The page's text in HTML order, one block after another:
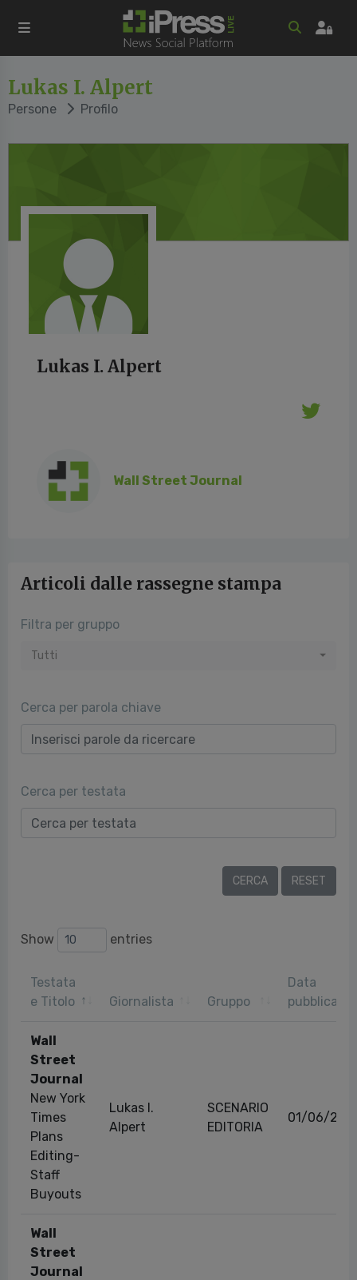
Lukas I. Alpert
Persone Profilo
Lukas I. Alpert
Wall Street Journal
Articoli dalle rassegne stampa
Filtra per gruppo
Tutti
Cerca per parola chiave
Cerca per testata
Show entries
Testata
e Titolo
Giornalista Gruppo
Data
Wall
Street
Journal
New York
Times
Plans
Editing-
Staff
Buyouts
Lukas I.
Alpert
SCENARIO
EDITORIA
01/06/
Wall
Street
Journal